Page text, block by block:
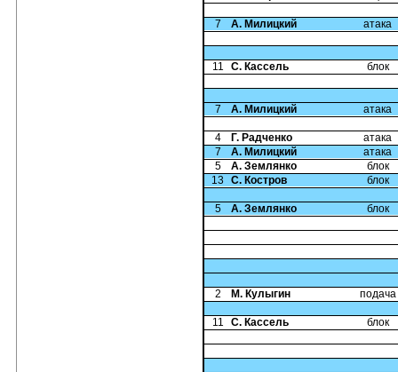
7 А. Милицкий атака
11 С. Кассель блок
7 А. Милицкий атака
4 Г. Радченко
атака
7
А. Милицкий
атака
5
А. Землянко
блок
13 С. Костров блок
5 А. Землянко блок
2 М. Кулыгин подача
11 С. Кассель блок